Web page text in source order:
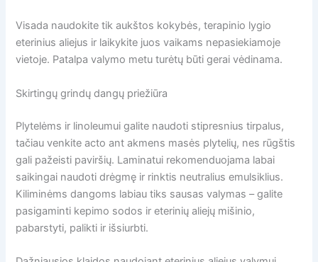
Visada naudokite tik aukštos kokybės, terapinio lygio
eterinius aliejus ir laikykite juos vaikams nepasiekiamoje
vietoje. Patalpa valymo metu turėtų būti gerai vėdinama.
Skirtingų grindų dangų priežiūra
Plytelėms ir linoleumui galite naudoti stipresnius tirpalus,
tačiau venkite acto ant akmens masės plytelių, nes rūgštis
gali pažeisti paviršių. Laminatui rekomenduojama labai
saikingai naudoti drėgmę ir rinktis neutralius emulsiklius.
Kiliminėms dangoms labiau tiks sausas valymas – galite
pasigaminti kepimo sodos ir eterinių aliejų mišinio,
pabarstyti, palikti ir išsiurbti.